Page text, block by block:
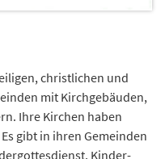
christlichen und
mit Kirchgebäuden,
Ihre Kirchen haben
gibt in ihren Gemeinden
Kinder-